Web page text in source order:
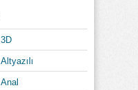
3D
Altyazılı
Anal